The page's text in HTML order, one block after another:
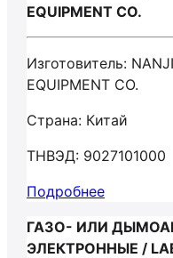
EQUIPMENT CO.
Изготовитель:
EQUIPMENT CO.
Страна: Китай
ТНВЭД: 9027101000
Подробнее
ГАЗО- ИЛИ
ЭЛЕКТРОННЫЕ /